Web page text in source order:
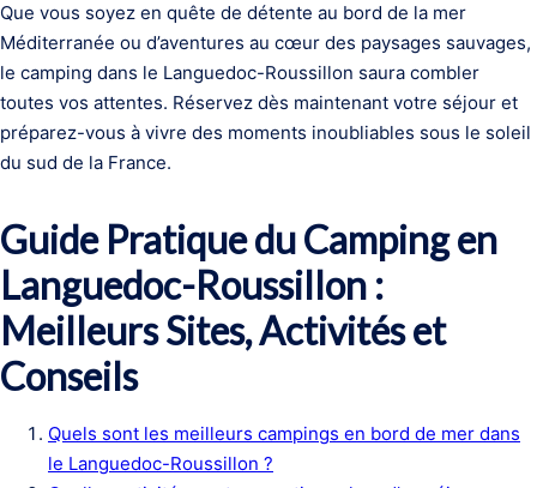
Que vous soyez en quête de détente au bord de la mer
Méditerranée ou d’aventures au cœur des paysages sauvages,
le camping dans le Languedoc-Roussillon saura combler
toutes vos attentes. Réservez dès maintenant votre séjour et
préparez-vous à vivre des moments inoubliables sous le soleil
du sud de la France.
Guide Pratique du Camping en
Languedoc-Roussillon :
Meilleurs Sites, Activités et
Conseils
Quels sont les meilleurs campings en bord de mer dans
le Languedoc-Roussillon ?